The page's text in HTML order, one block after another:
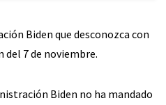
Biden que desconozca con
del 7 de noviembre.
Biden no ha mandado